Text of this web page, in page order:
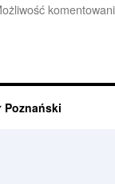
Poznański